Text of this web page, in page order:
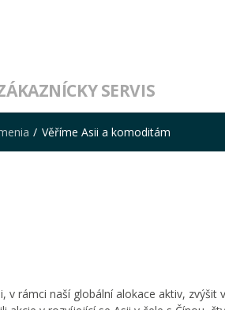
SERVIS
Věříme Asii a komoditám
rámci naší globální alokace aktiv, zvýšit